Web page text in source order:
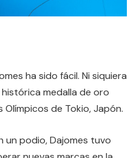
ha sido fácil. Ni siquiera
medalla de oro
de Tokio, Japón.
un podio, Dajomes tuvo